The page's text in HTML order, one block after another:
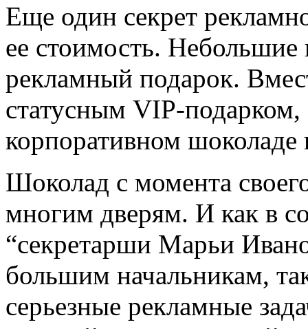
Еще один секрет
ее стоимость.
рекламный подарок.
статусным VIP-подарком,
корпоративном шоколаде
Шоколад с момента
многим дверям. И как в
“секретарши Марьи
большим начальникам,
серьезные рекламные